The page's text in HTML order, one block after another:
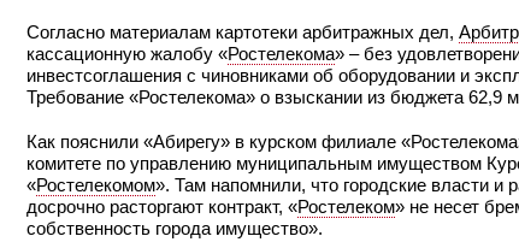
Согласно материалам картотеки арбитражных дел,
кассационную жалобу «Ростелекома» – без
инвестсоглашения с чиновниками об оборудовании и
Требование «Ростелекома» о взыскании из бюджета 62,9
Как пояснили «Абирегу» в курском филиале
комитете по управлению муниципальным имуществом
«Ростелекомом». Там напомнили, что городские власти и
досрочно расторгают контракт, «Ростелеком» не несет
собственность города имущество».